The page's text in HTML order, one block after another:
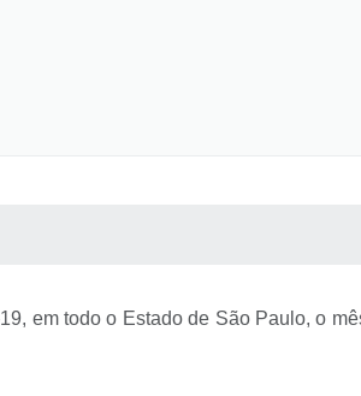
em todo o Estado de São Paulo, o